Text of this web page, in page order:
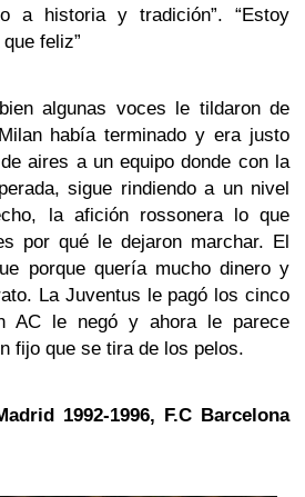
a historia y tradición”. “Estoy
feliz”
algunas voces le tildaron de
había terminado y era justo
aires a un equipo donde con la
sigue rindiendo a un nivel
la afición rossonera lo que
por qué le dejaron marchar. El
porque quería mucho dinero y
La Juventus le pagó los cinco
AC le negó y ahora le parece
fijo que se tira de los pelos.
1992-1996, F.C Barcelona